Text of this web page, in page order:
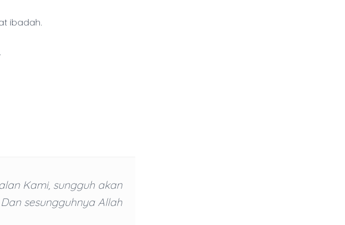
ibadah.
Kami, sungguh akan
sesungguhnya Allah